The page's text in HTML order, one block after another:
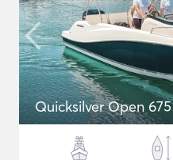
Quicksilver Open 675